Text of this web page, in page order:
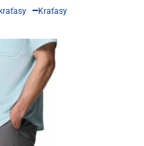
Kraťasy